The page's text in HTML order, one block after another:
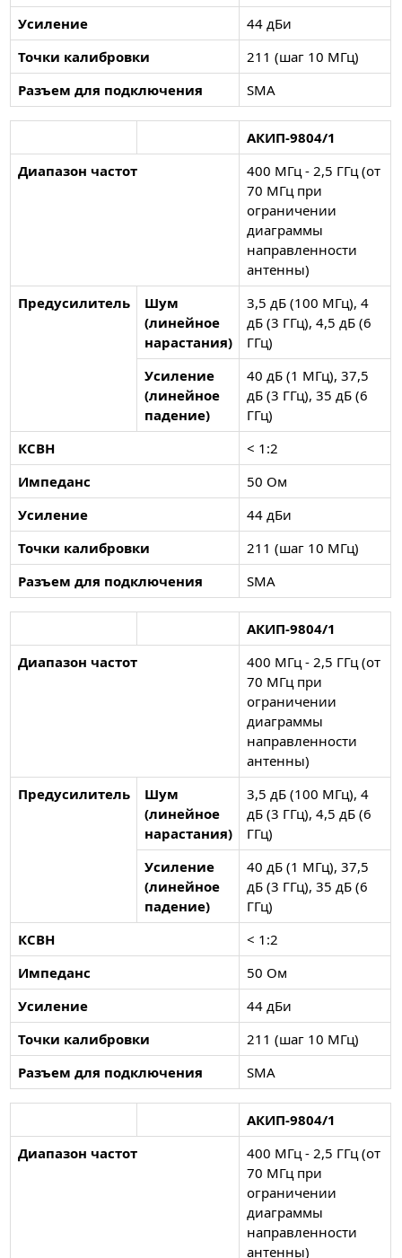
Усиление
44 дБи
Точки калибровки
211 (шаг 10 МГц)
Разъем для подключения
SMA
АКИП-9804/1
Диапазон частот
400 МГц - 2,5 ГГц (от
70 МГц при
ограничении
диаграммы
направленности
антенны)
Предусилитель
Шум
(линейное
нарастания)
3,5 дБ (100 МГц), 4
дБ (3 ГГц), 4,5 дБ (6
ГГц)
Усиление
(линейное
падение)
40 дБ (1 МГц), 37,5
дБ (3 ГГц), 35 дБ (6
ГГц)
КСВН
< 1:2
Импеданс
50 Ом
Усиление
44 дБи
Точки калибровки
211 (шаг 10 МГц)
Разъем для подключения
SMA
АКИП-9804/1
Диапазон частот
400 МГц - 2,5 ГГц (от
70 МГц при
ограничении
диаграммы
направленности
антенны)
Предусилитель
Шум
(линейное
нарастания)
3,5 дБ (100 МГц), 4
дБ (3 ГГц), 4,5 дБ (6
ГГц)
Усиление
(линейное
падение)
40 дБ (1 МГц), 37,5
дБ (3 ГГц), 35 дБ (6
ГГц)
КСВН
< 1:2
Импеданс
50 Ом
Усиление
44 дБи
Точки калибровки
211 (шаг 10 МГц)
Разъем для подключения
SMA
АКИП-9804/1
Диапазон частот
400 МГц - 2,5 ГГц (от
70 МГц при
ограничении
диаграммы
направленности
антенны)